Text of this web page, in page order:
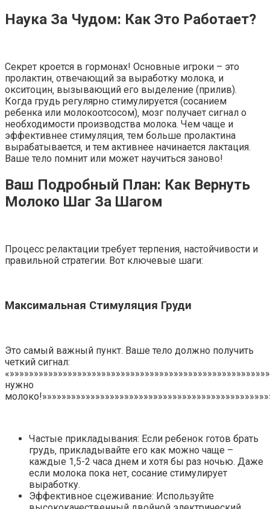
Наука За Чудом: Как Это Работает?
Секрет кроется в гормонах! Основные игроки – это
пролактин‚ отвечающий за выработку молока‚ и
окситоцин‚ вызывающий его выделение (прилив).
Когда грудь регулярно стимулируется (сосанием
ребенка или молокоотсосом)‚ мозг получает сигнал о
необходимости производства молока. Чем чаще и
эффективнее стимуляция‚ тем больше пролактина
вырабатывается‚ и тем активнее начинается лактация.
Ваше тело помнит или может научиться заново!
Ваш Подробный План: Как Вернуть
Молоко Шаг За Шагом
Процесс релактации требует терпения‚ настойчивости и
правильной стратегии. Вот ключевые шаги:
Максимальная Стимуляция Груди
Это самый важный пункт. Ваше тело должно получить
четкий сигнал:
нужно
Частые прикладывания: Если ребенок готов брать
грудь‚ прикладывайте его как можно чаще –
каждые 1‚5-2 часа днем и хотя бы раз ночью. Даже
если молока пока нет‚ сосание стимулирует
выработку.
Эффективное сцеживание: Используйте